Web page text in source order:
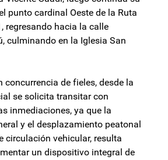
punto cardinal Oeste de la Ruta
regresando hacia la calle
culminando en la Iglesia San
concurrencia de fieles, desde la
se solicita transitar con
inmediaciones, ya que la
y el desplazamiento peatonal
circulación vehicular, resulta
un dispositivo integral de